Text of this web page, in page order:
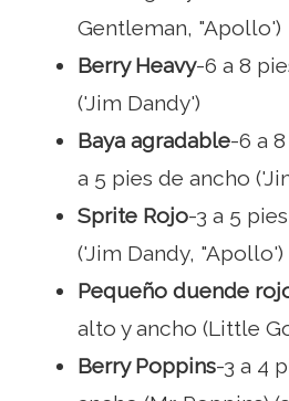
Gentleman, "Apollo')
Berry Heavy-6 a 8
('Jim Dandy')
Baya agradable-6 a
a 5 pies de ancho
Sprite Rojo-3 a 5
('Jim Dandy, "Apollo')
Pequeño duende
alto y ancho (Little
Berry Poppins-3 a 4